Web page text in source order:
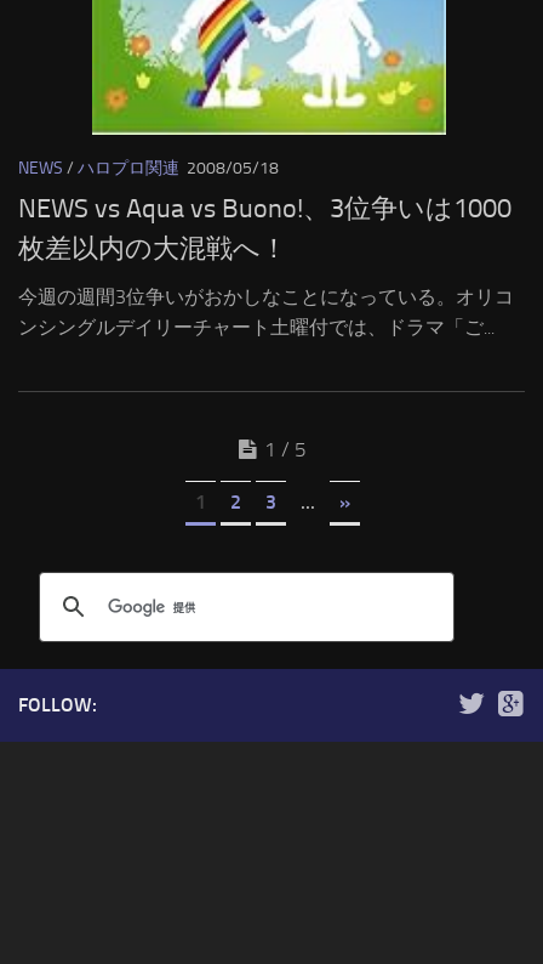
NEWS / ハロプロ関連 2008/05/18
NEWS vs Aqua vs Buono!、3位争いは1000
枚差以内の大混戦へ！
今週の週間3位争いがおかしなことになっている。オリコ
ンシングルデイリーチャート土曜付では、ドラマ「ご...
1 / 5
1 2 3 ... »
FOLLOW: